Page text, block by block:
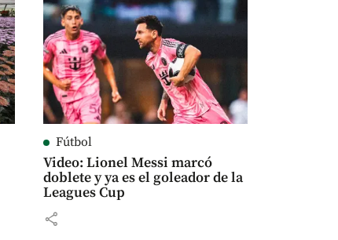
Fútbol
Video: Lionel Messi marcó
doblete y ya es el goleador de la
Leagues Cup
share